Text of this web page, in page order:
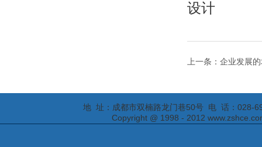
设计
上一条：​企业发展
地 址：成都市双楠路龙门巷50号 电 话：028-
Copyright @ 1998 - 2012